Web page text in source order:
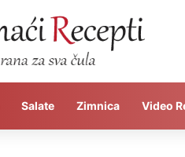
Salate Zimnica Video